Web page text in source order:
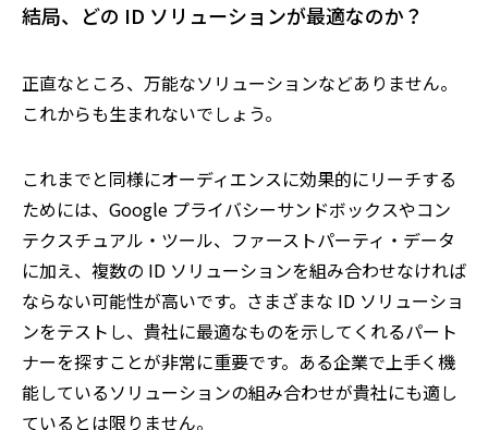
結局、どの ID ソリューションが最適なのか？
正直なところ、万能なソリューションなどありません。
これからも生まれないでしょう。
これまでと同様にオーディエンスに効果的にリーチする
ためには、Google プライバシーサンドボックスやコン
テクスチュアル・ツール、ファーストパーティ・データ
に加え、複数の ID ソリューションを組み合わせなければ
ならない可能性が高いです。さまざまな ID ソリューショ
ンをテストし、貴社に最適なものを示してくれるパート
ナーを探すことが非常に重要です。ある企業で上手く機
能しているソリューションの組み合わせが貴社にも適し
ているとは限りません。